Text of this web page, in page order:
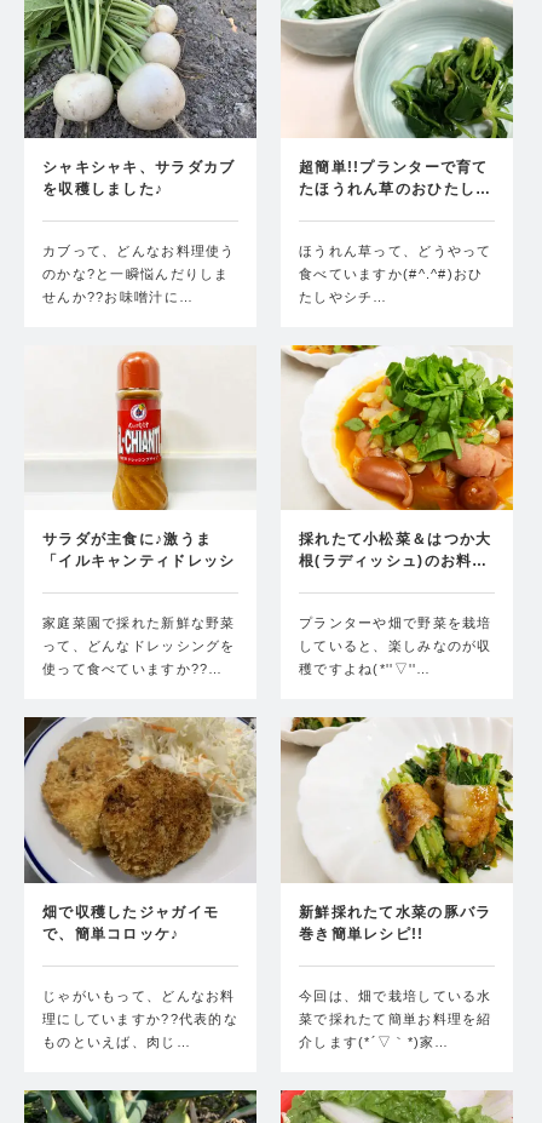
シャキシャキ、サラダカブ
を収穫しました♪
カブって、どんなお料理使う
のかな?と一瞬悩んだりしま
せんか??お味噌汁に…
超簡単!!プランターで育て
たほうれん草のおひたし…
ほうれん草って、どうやって
食べていますか(#^.^#)おひ
たしやシチ…
サラダが主食に♪激うま
「イルキャンティドレッシ
家庭菜園で採れた新鮮な野菜
って、どんなドレッシングを
使って食べていますか??…
採れたて小松菜＆はつか大
根(ラディッシュ)のお料…
プランターや畑で野菜を栽培
していると、楽しみなのが収
穫ですよね(*''▽''…
畑で収穫したジャガイモ
で、簡単コロッケ♪
じゃがいもって、どんなお料
理にしていますか??代表的な
ものといえば、肉じ…
新鮮採れたて水菜の豚バラ
巻き簡単レシピ!!
今回は、畑で栽培している水
菜で採れたて簡単お料理を紹
介します(*´▽｀*)家…